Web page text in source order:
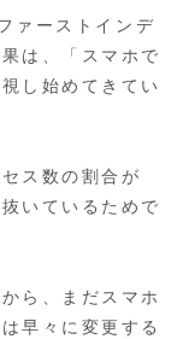
ァーストインデ
は、「スマホで
し始めてきてい
ス数の割合が
いているためで
ら、まだスマホ
早々に変更する